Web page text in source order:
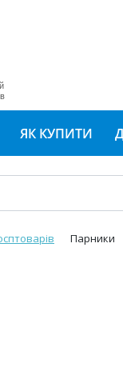
ЯК КУПИТИ
Парники